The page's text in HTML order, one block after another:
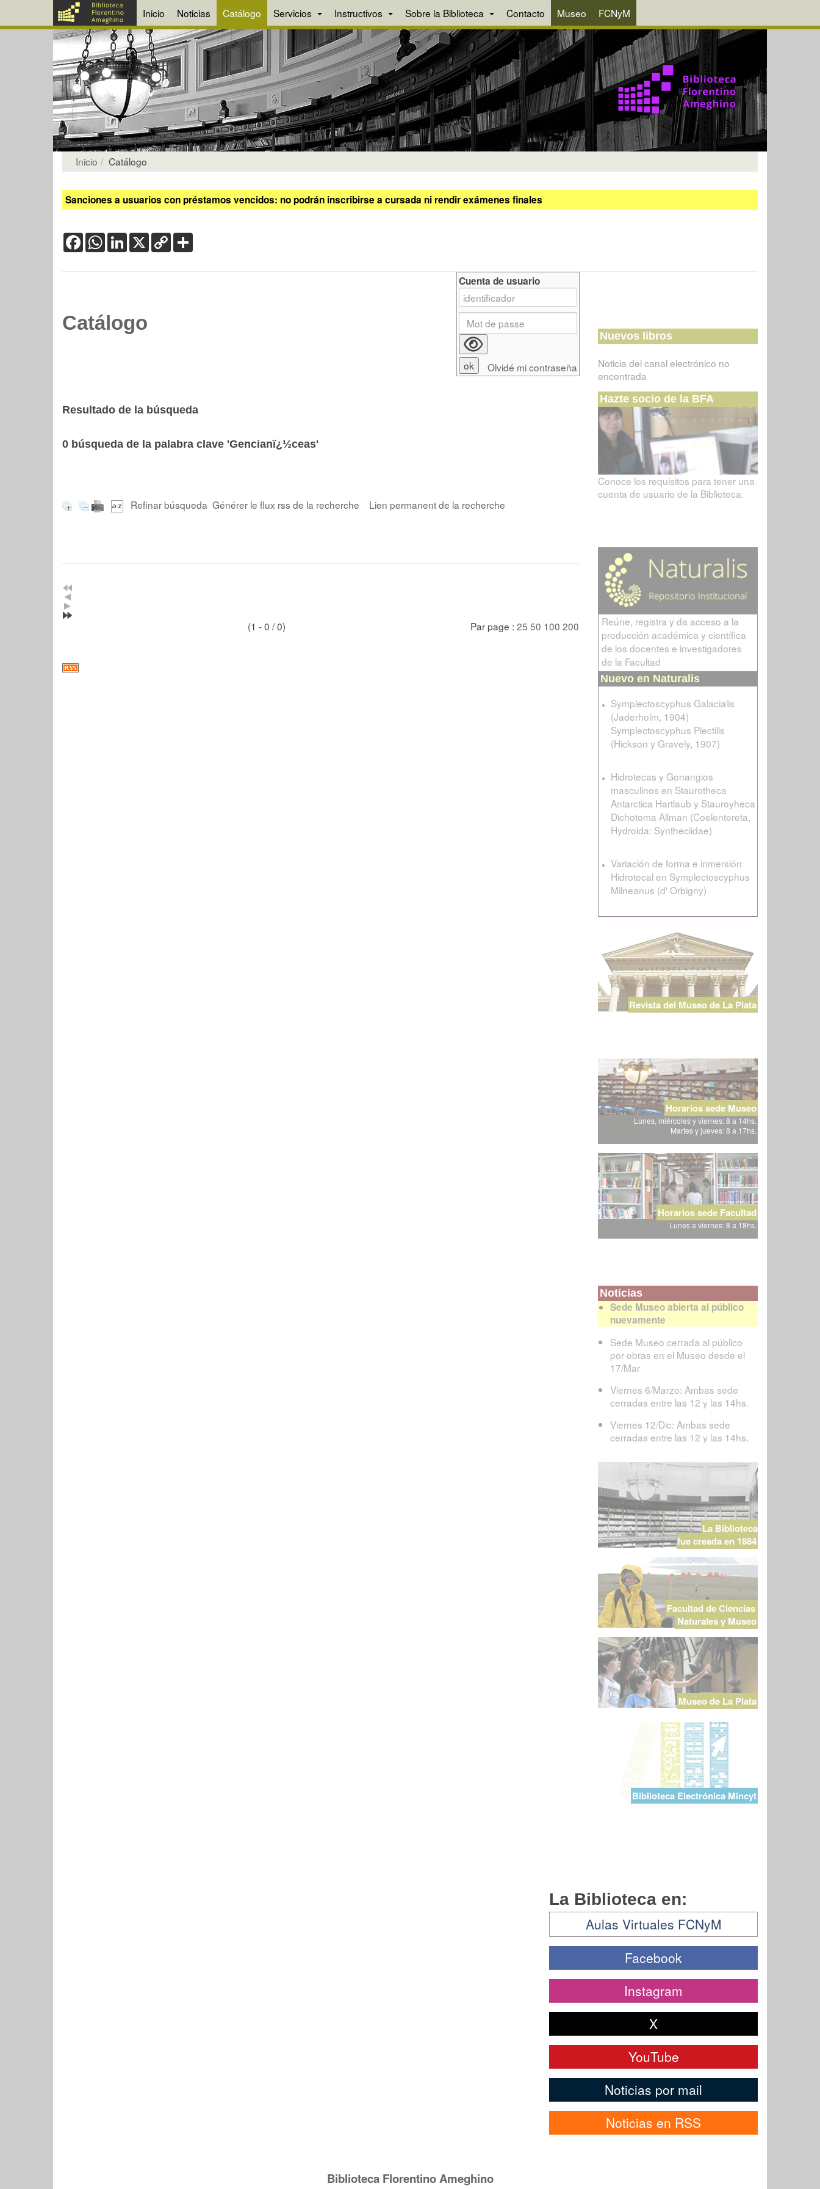
Inicio Noticias Catálogo Servicios Instructivos Sobre la Biblioteca Contacto Museo FCNyM
Inicio Catálogo
Sanciones a usuarios con préstamos vencidos: no podrán inscribirse a cursada ni rendir exámenes finales
FacebookWhatsApp
LinkedIn
X Copy
Link
Catálogo
Resultado de la búsqueda
0 búsqueda de la palabra clave 'Gencianï¿½ceas'
Refinar búsqueda Générer le flux rss de la recherche Lien permanent de la recherche
(1 - 0 / 0) Par page : 25 50 100 200
Cuenta de usuario
Olvidé mi contraseña
Nuevos libros
Noticia del canal electrónico no
encontrada
Hazte socio de la BFA
Conoce los requisitos para tener una
cuenta de usuario de la Biblioteca.
Reúne, registra y da acceso a la
producción académica y científica
de los docentes e investigadores
de la Facultad
Nuevo en Naturalis
Symplectoscyphus Galacialis
(Jaderholm, 1904)
Symplectoscyphus Plectilis
(Hickson y Gravely, 1907)
Hidrotecas y Gonangios
masculinos en Staurotheca
Antarctica Hartlaub y Stauroyheca
Dichotoma Allman (Coelentereta,
Hydroida: Syntheciidae)
Variación de forma e inmersión
Hidrotecal en Symplectoscyphus
Milneanus (d' Orbigny)
Revista del Museo de La Plata
Horarios sede Museo
Lunes, miércoles y viernes: 8 a 14hs.
Martes y jueves: 8 a 17hs.
Horarios sede Facultad
Lunes a viernes: 8 a 18hs.
Noticias
Sede Museo abierta al público
nuevamente
Sede Museo cerrada al público
por obras en el Museo desde el
17/Mar
Viernes 6/Marzo: Ambas sede
cerradas entre las 12 y las 14hs.
Viernes 12/Dic: Ambas sede
cerradas entre las 12 y las 14hs.
La Biblioteca
fue creada en 1884
Facultad de Ciencias
Naturales y Museo
Museo de La Plata
Biblioteca Electrónica Mincyt
La Biblioteca en:
Aulas Virtuales FCNyM
Facebook
Instagram
X
YouTube
Noticias por mail
Noticias en RSS
Biblioteca Florentino Ameghino